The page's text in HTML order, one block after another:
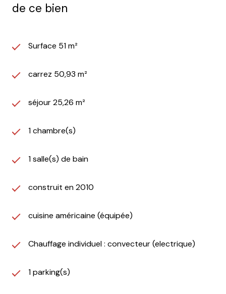
de ce bien
Surface 51 m²
carrez 50,93 m²
séjour 25,26 m²
1 chambre(s)
1 salle(s) de bain
construit en 2010
cuisine américaine (équipée)
Chauffage individuel : convecteur (electrique)
1 parking(s)